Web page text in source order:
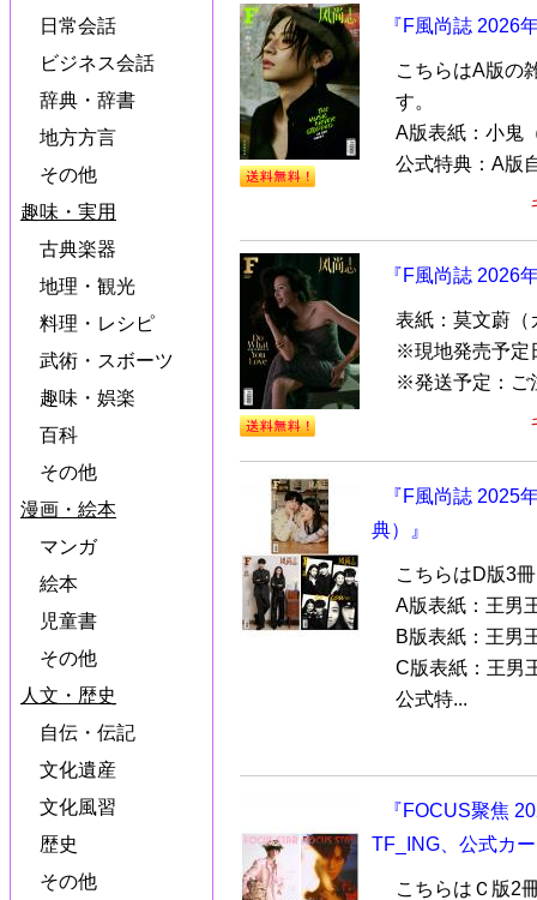
日常会話
ビジネス会話
辞典・辞書
地方方言
その他
趣味・実用
古典楽器
地理・観光
料理・レシピ
武術・スボーツ
趣味・娯楽
百科
その他
漫画・絵本
マンガ
絵本
児童書
その他
人文・歴史
自伝・伝記
文化遺産
文化風習
歴史
その他
『F風尚誌 2026
こちらはA版の
す。
A版表紙：小鬼
公式特典：A版
『F風尚誌 2026
表紙：莫文蔚（
※現地発売予定
※発送予定：ご
『F風尚誌 2025
典）』
こちらはD版3
A版表紙：王
B版表紙：王
C版表紙：王
公式特...
『FOCUS聚焦
TF_ING、公式カ
こちらはＣ版2